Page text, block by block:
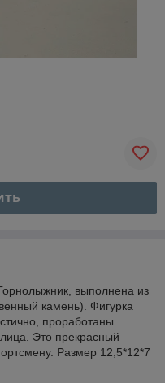
выполнена из
камень). Фигурка
проработаны
Это прекрасный
Размер 12,5*12*7